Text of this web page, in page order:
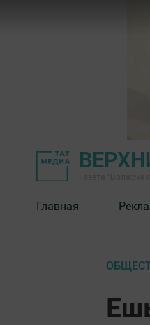
Главная